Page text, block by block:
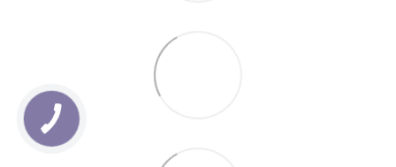
КНОПКА
ЗВ'ЯЗКУ